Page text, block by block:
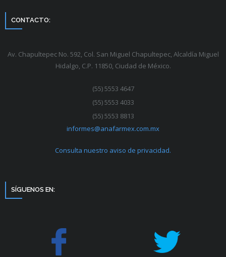
CONTACTO:
Av. Chapultepec No. 592, Col. San Miguel Chapultepec, Alcaldía Miguel
Hidalgo, C.P. 11850, Ciudad de México.
(55) 5553 4647
(55) 5553 4033
(55) 5553 8813
informes@anafarmex.com.mx
Consulta nuestro aviso de privacidad.
SÍGUENOS EN: